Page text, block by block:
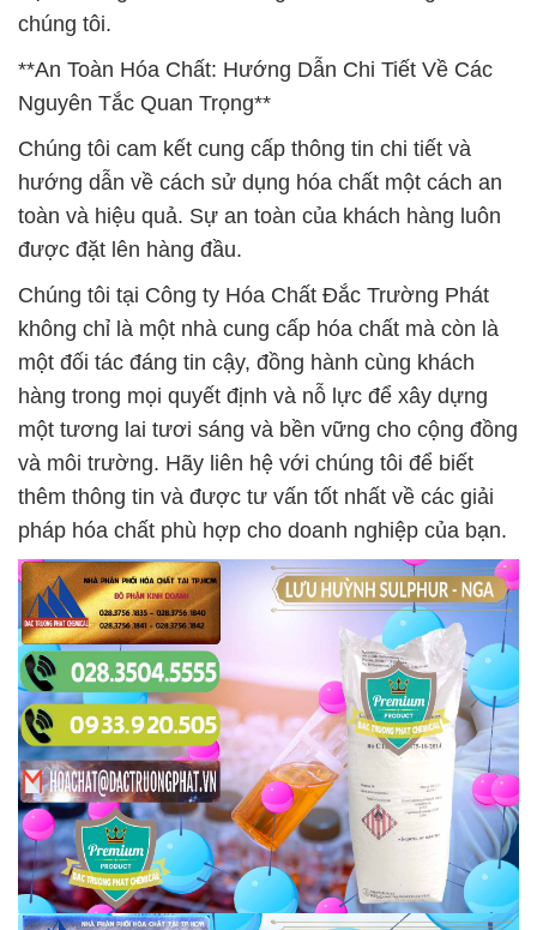
chúng tôi.
**An Toàn Hóa Chất: Hướng Dẫn Chi Tiết Về Các
Nguyên Tắc Quan Trọng**
Chúng tôi cam kết cung cấp thông tin chi tiết và
hướng dẫn về cách sử dụng hóa chất một cách an
toàn và hiệu quả. Sự an toàn của khách hàng luôn
được đặt lên hàng đầu.
Chúng tôi tại Công ty Hóa Chất Đắc Trường Phát
không chỉ là một nhà cung cấp hóa chất mà còn là
một đối tác đáng tin cậy, đồng hành cùng khách
hàng trong mọi quyết định và nỗ lực để xây dựng
một tương lai tươi sáng và bền vững cho cộng đồng
và môi trường. Hãy liên hệ với chúng tôi để biết
thêm thông tin và được tư vấn tốt nhất về các giải
pháp hóa chất phù hợp cho doanh nghiệp của bạn.